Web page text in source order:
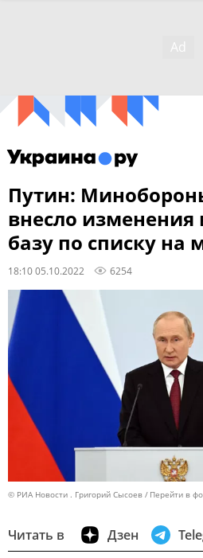
Путин:
внесло изменения
базу по списку
18:10 05.10.2022 6254
© РИА Новости . Григорий Сысоев Перейти в
Читать в Дзен